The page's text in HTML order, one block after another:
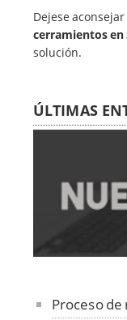
Dejese
cerramientos en
solución.
ÚLTIMAS
Proceso